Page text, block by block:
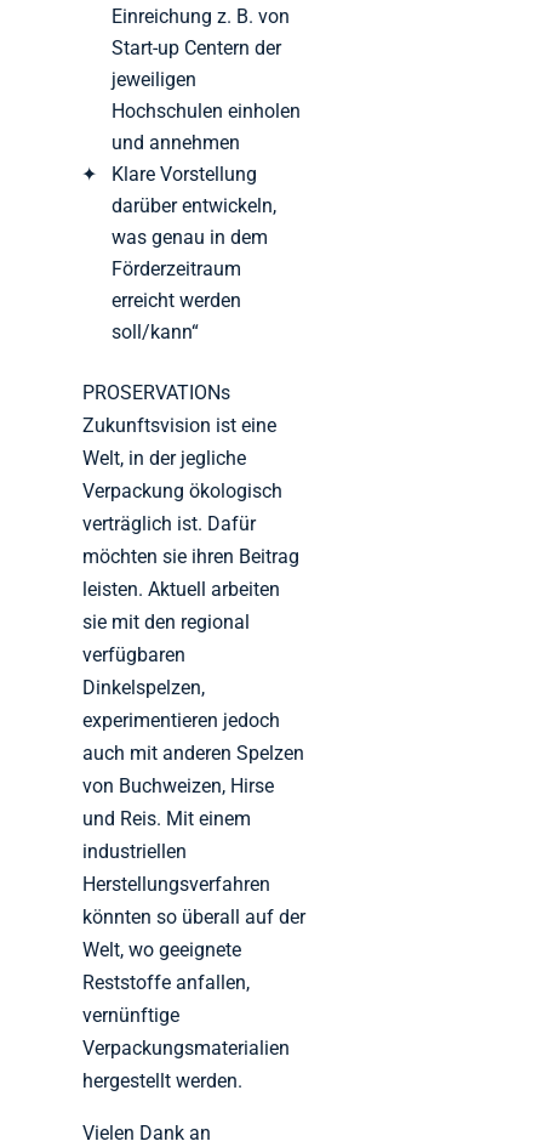
Einreichung z. B. von
Start-up Centern der
jeweiligen
Hochschulen einholen
und annehmen
Klare Vorstellung
darüber entwickeln,
was genau in dem
Förderzeitraum
erreicht werden
soll/kann“
PROSERVATIONs
Zukunftsvision ist eine
Welt, in der jegliche
Verpackung ökologisch
verträglich ist. Dafür
möchten sie ihren Beitrag
leisten. Aktuell arbeiten
sie mit den regional
verfügbaren
Dinkelspelzen,
experimentieren jedoch
auch mit anderen Spelzen
von Buchweizen, Hirse
und Reis. Mit einem
industriellen
Herstellungsverfahren
könnten so überall auf der
Welt, wo geeignete
Reststoffe anfallen,
vernünftige
Verpackungsmaterialien
hergestellt werden.
Vielen Dank an